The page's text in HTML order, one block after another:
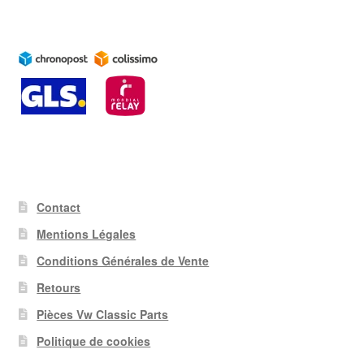
Contact
Mentions Légales
Conditions Générales de Vente
Retours
Pièces Vw Classic Parts
Politique de cookies